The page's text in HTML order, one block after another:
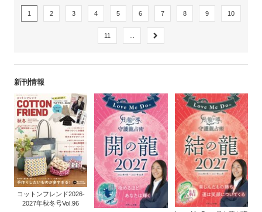
1 2 3 4 5 6 7 8 9 10
11
新刊情報
コットンフレンド2026-
2027年秋冬号Vol.96